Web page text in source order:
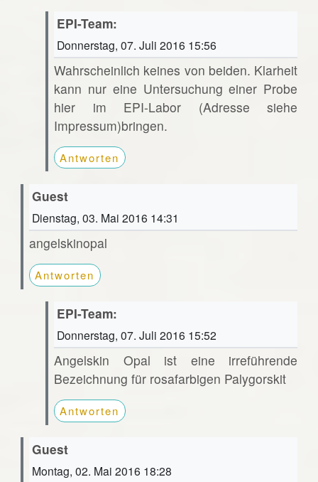
EPI-Team:
Donnerstag, 07. Juli 2016 15:56
Wahrscheinlich keines von beiden. Klarheit
kann nur eine Untersuchung einer Probe
hier im EPI-Labor (Adresse siehe
Impressum)bringen.
Antworten
Guest
Dienstag, 03. Mai 2016 14:31
angelskinopal
Antworten
EPI-Team:
Donnerstag, 07. Juli 2016 15:52
Angelskin Opal ist eine irreführende
Bezeichnung für rosafarbigen Palygorskit
Antworten
Guest
Montag, 02. Mai 2016 18:28